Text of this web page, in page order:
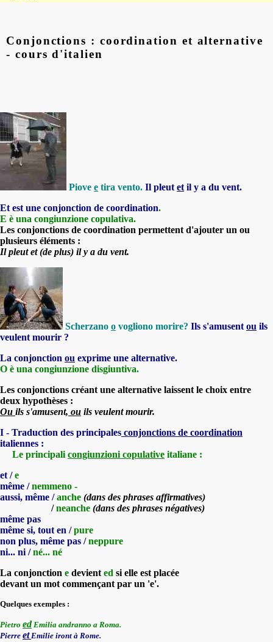
Conjonctions : coordination et alternative
- cours d'italien
Piove e tira vento. Il pleut et il y a du vent.
Et est une conjonction de coordination.
E è una congiunzione copulativa.
Les conjonctions de coordination permettent d'ajouter un ou
plusieurs éléments :
Il pleutet(de plus) il y a du vent.
Scherzano o vogliono morire? Ils s'amusent ou ils
veulent mourir ?
La conjonction ou exprime une alternative.
O è una congiunzione disgiuntiva.
Les conjonctions créant une alternative laissent le choix entre
deux hypothèses :
Ou ils s'amusent, ou ils veulent mourir.
I - Traduction des principales conjonctions de coordination
italiennes :
Le principali congiunzioni copulative italiane :
et /e
même /nemmeno -
aussi, même /anche (dans des phrases affirmatives)
/ neanche (dans des phrases négatives)
même pas
même si, tout en /pure
non plus, même pas / neppure
ni... ni /né... né
La conjonction e devient ed si elle est placée
devant un mot commençant par un 'e'.
Quelques exemples :
Pietro ed Emilia andranno a Roma.
Pierre et Emilie iront à Rome.